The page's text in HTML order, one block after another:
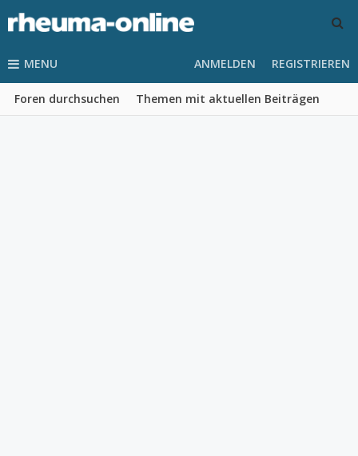
MENU
Foren durchsuchen Themen mit aktuellen Beiträgen
ANMELDEN REGISTRIEREN